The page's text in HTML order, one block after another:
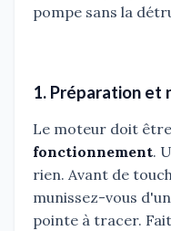
pompe sans la
1. Préparation et
Le moteur doit être
fonctionnement.
rien. Avant de
munissez-vous
pointe à tracer.